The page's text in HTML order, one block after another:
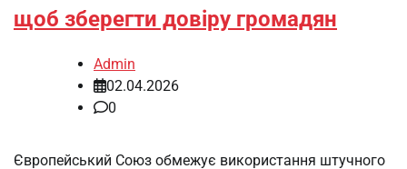
щоб зберегти довіру громадян
Admin
02.04.2026
0
Європейський Союз обмежує використання штучного